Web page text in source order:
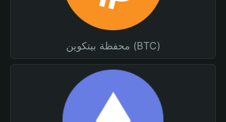
محفظة بيتكوين (BTC)